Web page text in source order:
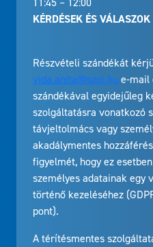
KÉRDÉSEK ÉS VÁLASZOK
Részvételi szándékát
vida.anita@szpi.hue-mail
szándékával egyidejűleg
szolgáltatásra vonatkozó
távjeltolmács vagy
akadálymentes
figyelmét, hogy ez
személyes adatainak egy
történő kezeléséhez
pont).
A térítésmentes